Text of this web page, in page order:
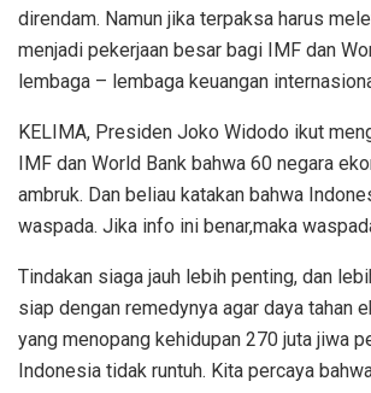
direndam. Namun jika terpaksa harus
menjadi pekerjaan besar bagi IMF dan
lembaga – lembaga keuangan
KELIMA, Presiden Joko Widodo ikut
IMF dan World Bank bahwa 60 negara
ambruk. Dan beliau katakan bahwa
waspada. Jika info ini benar,maka
Tindakan siaga jauh lebih penting, dan
siap dengan remedynya agar daya tahan
yang menopang kehidupan 270 juta jiwa
Indonesia tidak runtuh. Kita percaya